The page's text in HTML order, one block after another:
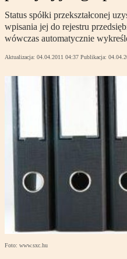
Status spółki przekształconej
wpisania jej do rejestru
wówczas automatycznie
Aktualizacja: 04.04.2011 04:37 Publikacja:
Foto: www.sxc.hu